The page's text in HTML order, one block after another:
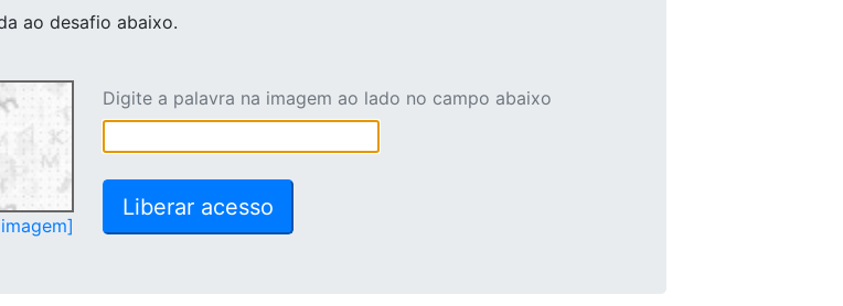
ao desafio abaixo.
Digite a palavra na imagem ao lado no campo abaixo